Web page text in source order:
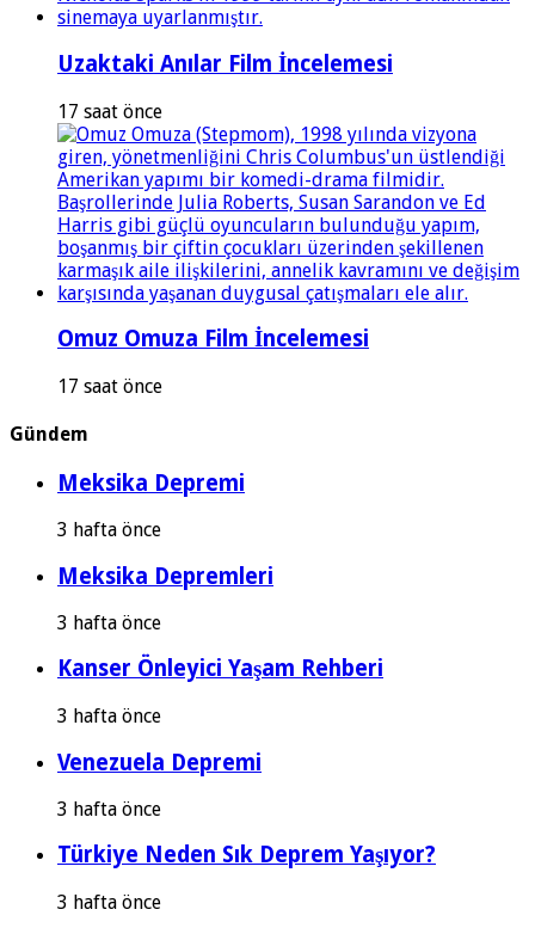
Uzaktaki Anılar Film İncelemesi
17 saat önce
Omuz Omuza Film İncelemesi
17 saat önce
Gündem
Meksika Depremi
3 hafta önce
Meksika Depremleri
3 hafta önce
Kanser Önleyici Yaşam Rehberi
3 hafta önce
Venezuela Depremi
3 hafta önce
Türkiye Neden Sık Deprem Yaşıyor?
3 hafta önce